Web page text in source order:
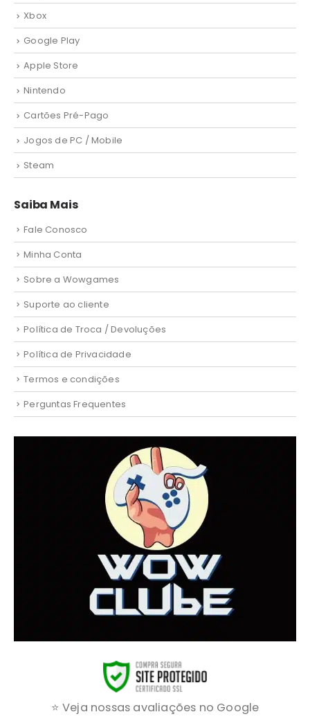
Xbox
Google Play
Apple Store
Nintendo
Cartões Pré-Pago
Jogos de PC / Mobile
Steam
Saiba Mais
Fale Conosco
Minha Conta
Sobre a Wowgames
Suporte ao cliente
Política de Troca / Devoluções
Política de Privacidade
Termos e condições
Perguntas Frequentes
⭐ Veja nossas avaliações no Google